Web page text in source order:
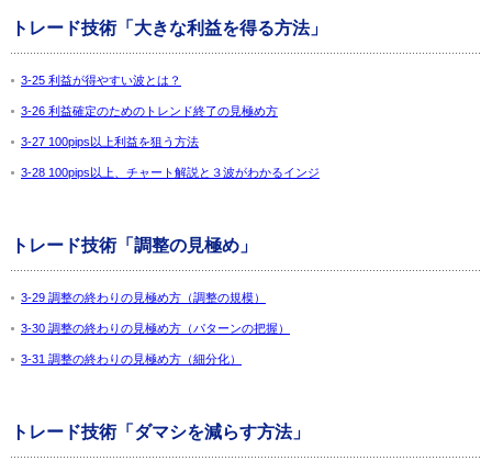
トレード技術「大きな利益を得る方法」
3-25 利益が得やすい波とは？
3-26 利益確定のためのトレンド終了の見極め方
3-27 100pips以上利益を狙う方法
3-28 100pips以上、チャート解説と３波がわかるインジ
トレード技術「調整の見極め」
3-29 調整の終わりの見極め方（調整の規模）
3-30 調整の終わりの見極め方（パターンの把握）
3-31 調整の終わりの見極め方（細分化）
トレード技術「ダマシを減らす方法」